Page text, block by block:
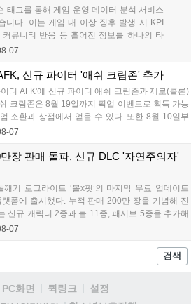
태그를 통해 게임 운영 데이터 분석 서비스
니다. 이는 게임 내 이상 징후 발생 시 KPI
커뮤니티 반응 등 흩어진 정보를 하나의 타
을 빠르게 파악하도록 돕는 관제 허브입니
전 대비 체계로 전환하며 데이터 기반의 효
07
신규 파이터 '애쉬 크림존' 추가
터 AFK'에 신규 파이터 애쉬 크림존과 제로(클론)
크림존은 8월 19일까지 픽업 이벤트로 획득 가능
소환과 상점에서 얻을 수 있다. 또한 8월 10일부
이벤트로 론을, 13일부터 26일까지 트로피칼 아
가 더욱 강화될 것으로 기대된다....
07
장 판매 돌파, 신규 DLC '자연주의자'
깨기 로그라이트 ‘볼x핏’의 마지막 무료 업데이트
랫폼에 출시했다. 누적 판매 200만 장을 기념해 진
신규 캐릭터 2종과 볼 11종, 패시브 5종을 추가해
. 게임은 PC와 콘솔, 모바일에서 한글판으로 즐길
에 기대감을 모으고 있다. 상세 정보는 공식 홈페이
07
검색
PC화면 퀵링크
설정